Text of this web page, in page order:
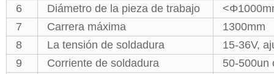
6
Diámetro de la pieza de trabajo
7
Carrera máxima
1300mm
8
La tensión de soldadura
15-36V,
9
Corriente de soldadura 50-500un